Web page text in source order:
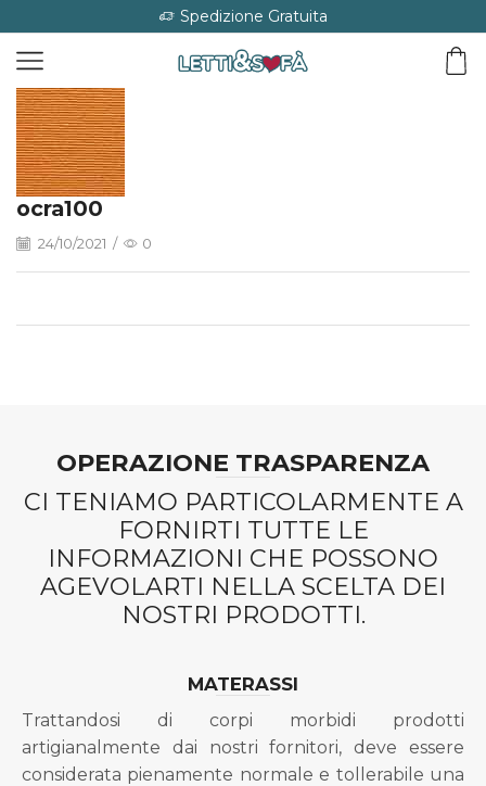
Spedizione Gratuita
ocra100
24/10/2021 / 0
OPERAZIONE TRASPARENZA
CI TENIAMO PARTICOLARMENTE A
FORNIRTI TUTTE LE
INFORMAZIONI CHE POSSONO
AGEVOLARTI NELLA SCELTA DEI
NOSTRI PRODOTTI.
MATERASSI
Trattandosi di corpi morbidi prodotti
artigianalmente dai nostri fornitori, deve essere
considerata pienamente normale e tollerabile una